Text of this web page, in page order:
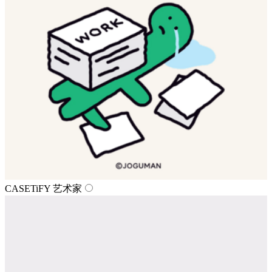
CASETiFY 艺术家